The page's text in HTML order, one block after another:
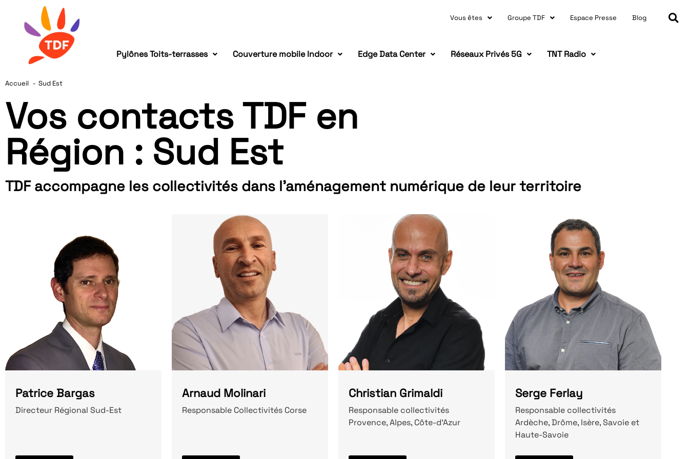
Vous êtes Groupe TDF Espace Presse Blog
Pylônes Toits-terrasses Couverture mobile Indoor Edge Data Center Réseaux Privés 5G TNT Radio
Accueil Sud Est
Vos contacts TDF en
Région : Sud Est
TDF accompagne les collectivités dans l’aménagement numérique de leur territoire
Patrice Bargas
Directeur Régional Sud-Est
Arnaud Molinari
Responsable Collectivités Corse
Christian Grimaldi
Responsable collectivités
Provence, Alpes, Côte-d'Azur
Serge Ferlay
Responsable collectivités
Ardèche, Drôme, Isère, Savoie et
Haute-Savoie